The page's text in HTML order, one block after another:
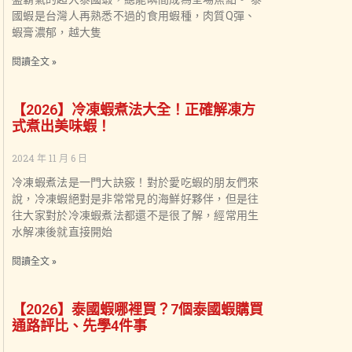
國蝦是台灣人再熟悉不過的食用蝦種，肉質Q彈、
蝦膏濃郁，越大隻
閱讀全文 »
【2026】冷凍蝦煮法大全！正確解凍方
式煮出美味蝦！
2024 年 11 月 6 日
冷凍蝦煮法是一門大訣竅！對於愛吃蝦的朋友們來
說，冷凍蝦絕對是非常常見的海鮮好夥伴，但是往
往大家對於冷凍蝦煮法都還不是很了解，經常用生
水解凍後就直接開始
閱讀全文 »
【2026】泰國蝦哪裡買？7個泰國蝦購買
通路評比、先學4件事